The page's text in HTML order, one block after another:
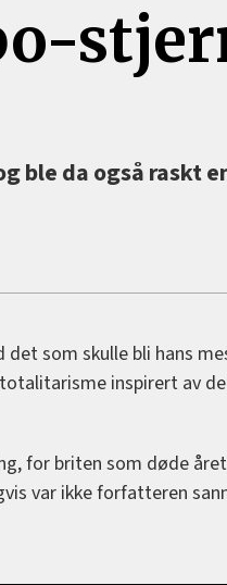
ble da også raskt
det som skulle bli hans
inspirert av
for briten som døde
var ikke forfatteren